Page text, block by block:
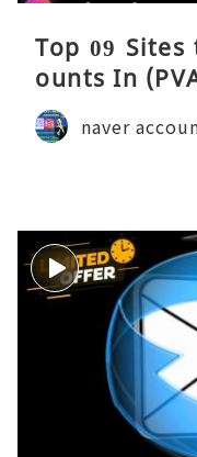
Top 09
ounts In
naver